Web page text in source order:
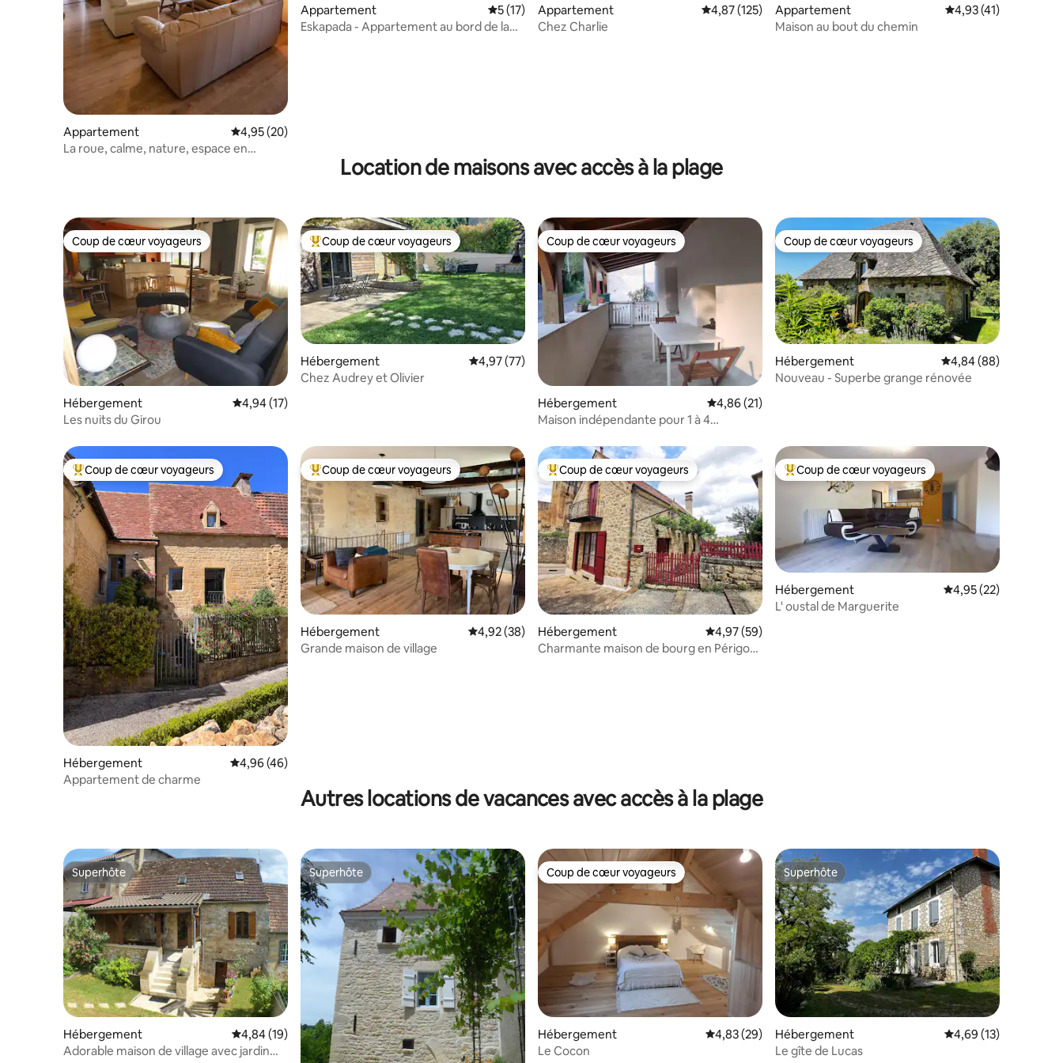
Appartement Évaluation moyenne sur la base de 20 commentaires : 4,95 sur 5
4,95 (20)
La roue, calme, nature, espace en
Appartement Évaluation moyenne sur la base de 17 commentaires : 5 sur 5
5 (17)
Eskapada - Appartement au bord de la
Appartement Évaluation moyenne sur la base de 125 commentaires : 4,87 sur 5
4,87 (125)
Chez Charlie
Appartement Évaluation moyenne
4,93 (41)
Maison au bout du chemin
Location de maisons avec accès à la plage
Coup de cœur voyageurs
Coup de cœur voyageurs
Hébergement Évaluation moyenne sur la base de 17 commentaires : 4,94 sur 5
4,94 (17)
Les nuits du Girou
Coups de cœur voyageurs les plus appréciés
Coup de cœur voyageurs
Hébergement Évaluation moyenne sur la base de 77 commentaires : 4,97 sur 5
4,97 (77)
Chez Audrey et Olivier
Coup de cœur voyageurs
Coup de cœur voyageurs
Hébergement Évaluation moyenne sur la base de 21 commentaires : 4,86 sur 5
4,86 (21)
Maison indépendante pour 1 à 4
Coup de cœur voyageurs
Coup de cœur voyageurs
Hébergement Évaluation moyenne
4,84 (88)
Nouveau - Superbe grange rénovée
Coups de cœur voyageurs les plus appréciés
Coup de cœur voyageurs
Hébergement Évaluation moyenne sur la base de 46 commentaires : 4,96 sur 5
4,96 (46)
Appartement de charme
Coups de cœur voyageurs les plus appréciés
Coup de cœur voyageurs
Hébergement Évaluation moyenne sur la base de 38 commentaires : 4,92 sur 5
4,92 (38)
Grande maison de village
Coups de cœur voyageurs les plus appréciés
Coup de cœur voyageurs
Hébergement Évaluation moyenne sur la base de 59 commentaires : 4,97 sur 5
4,97 (59)
Charmante maison de bourg en Périgord
Coups de cœur voyageurs les plus appréciés
Coup de cœur voyageurs
Hébergement Évaluation moyenne
4,95 (22)
L' oustal de Marguerite
Autres locations de vacances avec accès à la plage
Superhôte
Superhôte
Hébergement Évaluation moyenne sur la base de 19 commentaires : 4,84 sur 5
4,84 (19)
Adorable maison de village avec jardin
Superhôte
Superhôte Coup de cœur voyageurs
Coup de cœur voyageurs
Hébergement Évaluation moyenne sur la base de 29 commentaires : 4,83 sur 5
4,83 (29)
Le Cocon
Superhôte
Superhôte
Hébergement Évaluation moyenne
4,69 (13)
Le gîte de Lucas